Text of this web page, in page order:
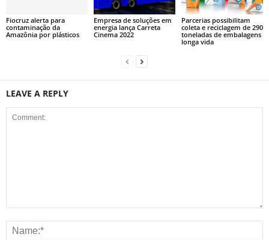
Fiocruz alerta para
contaminação da
Amazônia por plásticos
Empresa de soluções em
energia lança Carreta
Cinema 2022
Parcerias possibilitam
coleta e reciclagem de 290
toneladas de embalagens
longa vida
LEAVE A REPLY